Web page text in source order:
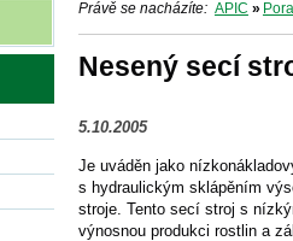
Právě se nacházíte: APIC »
Nesený secí
5.10.2005
Je uváděn jako
s hydraulickým sklápěním
stroje. Tento secí stroj s
výnosnou produkci rostlin a